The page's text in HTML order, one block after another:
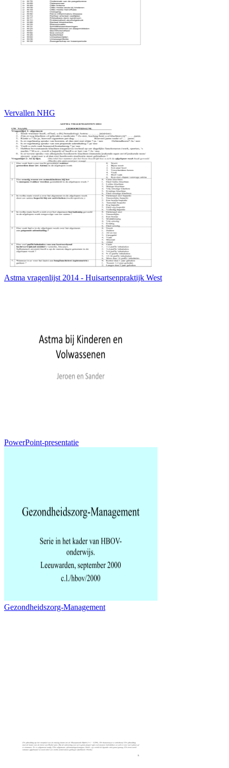
Vervallen NHG
Astma vragenlijst 2014 - Huisartsenpraktijk West
PowerPoint-presentatie
Gezondheidszorg-Management